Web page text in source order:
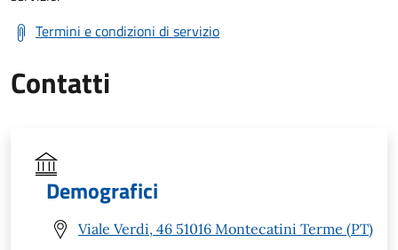
Termini e condizioni di servizio
Contatti
Demografici
Viale Verdi, 46 51016 Montecatini Terme (PT)